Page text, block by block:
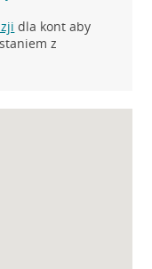
dla kont aby
z